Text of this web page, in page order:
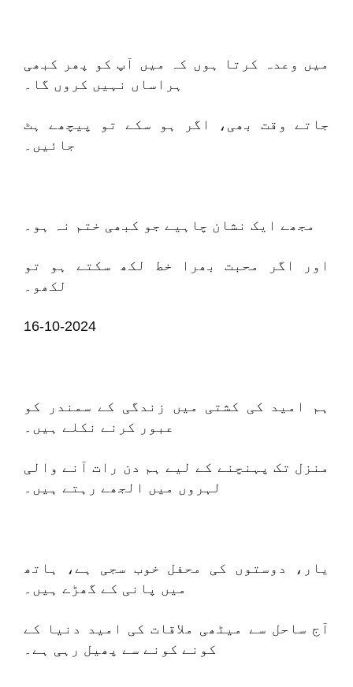
میں وعدہ کرتا ہوں کہ میں آپ کو پھر کبھی
ہراساں نہیں کروں گا۔
جاتے وقت بھی، اگر ہو سکے تو پیچھے ہٹ
جائیں۔
مجھے ایک نشان چاہیے جو کبھی ختم نہ ہو۔
اور اگر محبت بھرا خط لکھ سکتے ہو تو
لکھو۔
16-10-2024
ہم امید کی کشتی میں زندگی کے سمندر کو
عبور کرنے نکلے ہیں۔
منزل تک پہنچنے کے لیے ہم دن رات آنے والی
لہروں میں الجھے رہتے ہیں۔
یار، دوستوں کی محفل خوب سجی ہے، ہاتھ
میں پانی کے گھڑے ہیں۔
آج ساحل سے میٹھی ملاقات کی امید دنیا کے
کونے کونے سے پھیل رہی ہے۔